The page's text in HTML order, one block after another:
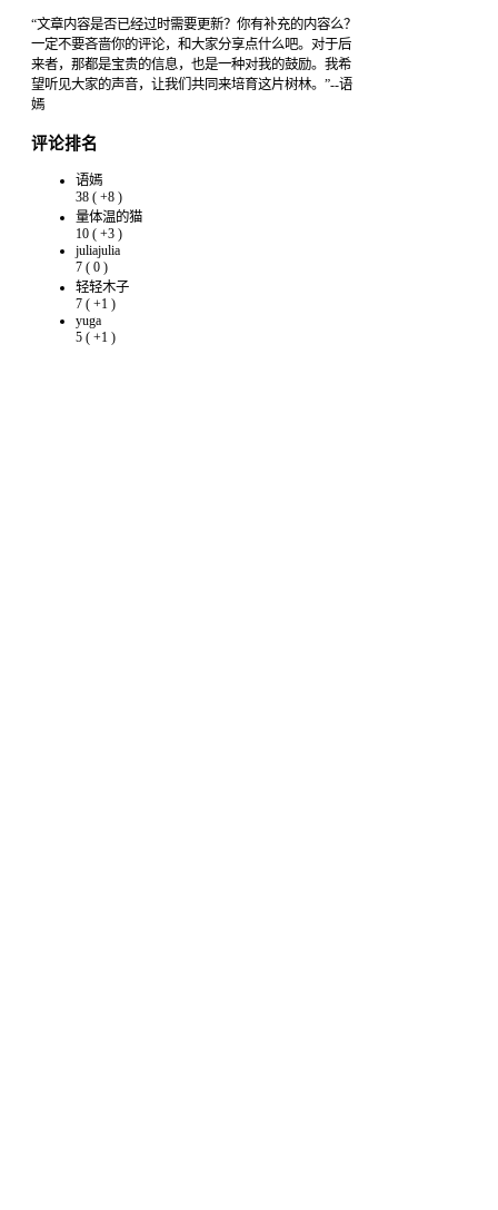
“文章内容是否已经过时需要更新？你有补充的内容么？
一定不要吝啬你的评论，和大家分享点什么吧。对于后
来者，那都是宝贵的信息，也是一种对我的鼓励。我希
望听见大家的声音，让我们共同来培育这片树林。”--语
嫣
评论排名
语嫣
38 ( +8 )
量体温的猫
10 ( +3 )
juliajulia
7 ( 0 )
轻轻木子
7 ( +1 )
yuga
5 ( +1 )